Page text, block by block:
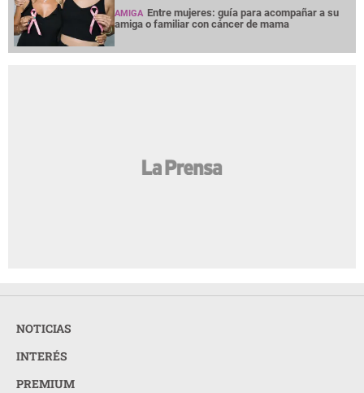
AMIGA Entre mujeres: guía para acompañar a su
amiga o familiar con cáncer de mama
NOTICIAS
INTERÉS
PREMIUM